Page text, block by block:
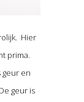
Hier
prima.
geur en
geur is